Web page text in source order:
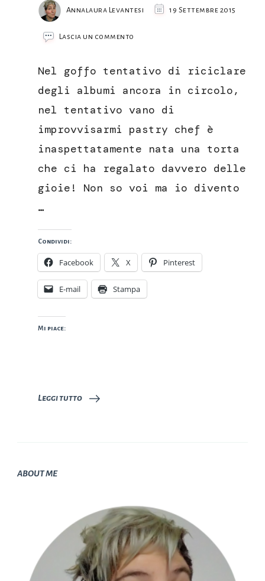
Annalaura Levantesi 19 Settembre 2015
Lascia un commento
come
dolce
un
errore
Nel goffo tentativo di riciclare
degli albumi ancora in circolo,
nel tentativo vano di
improvvisarmi pastry chef è
inaspettatamente nata una torta
che ci ha regalato davvero delle
gioie! Non so voi ma io divento
…
Condividi:
Facebook X Pinterest
E-mail Stampa
Mi piace:
Leggi tutto
ABOUT ME